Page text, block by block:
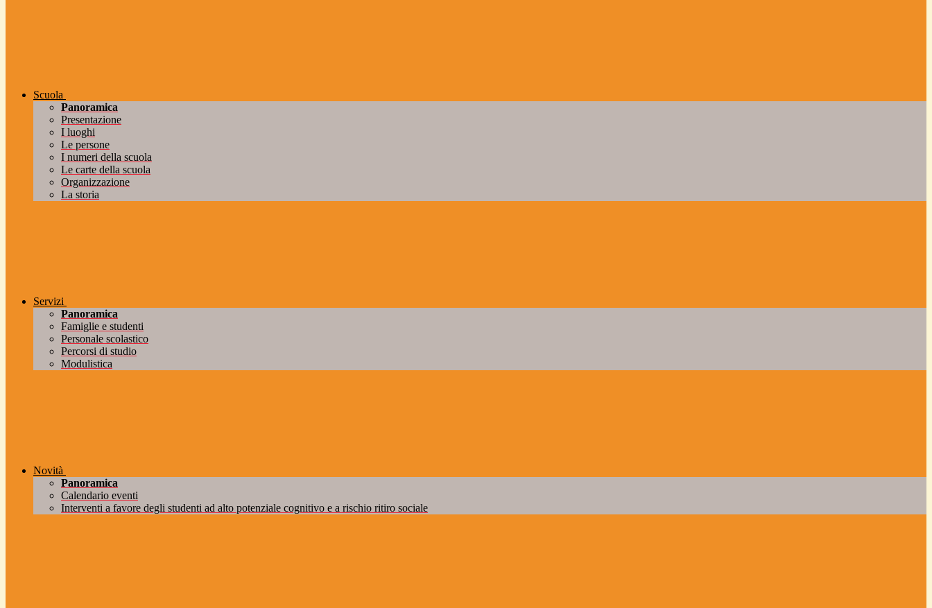
Scuola
Panoramica
Presentazione
I luoghi
Le persone
I numeri della scuola
Le carte della scuola
Organizzazione
La storia
Servizi
Panoramica
Famiglie e studenti
Personale scolastico
Percorsi di studio
Modulistica
Novità
Panoramica
Calendario eventi
Interventi a favore degli studenti ad alto potenziale cognitivo e a rischio ritiro sociale